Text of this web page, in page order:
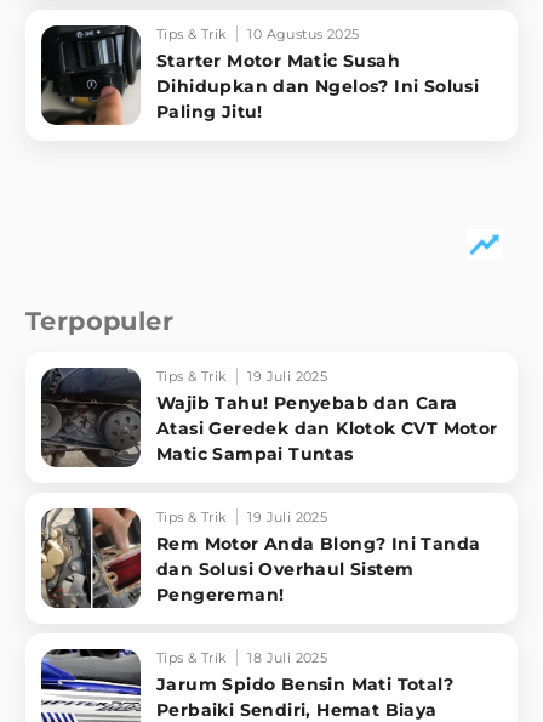
Tips & Trik 10 Agustus 2025
Starter Motor Matic Susah
Dihidupkan dan Ngelos? Ini Solusi
Paling Jitu!
Terpopuler
Tips & Trik 19 Juli 2025
Wajib Tahu! Penyebab dan Cara
Atasi Geredek dan Klotok CVT Motor
Matic Sampai Tuntas
Tips & Trik 19 Juli 2025
Rem Motor Anda Blong? Ini Tanda
dan Solusi Overhaul Sistem
Pengereman!
Tips & Trik 18 Juli 2025
Jarum Spido Bensin Mati Total?
Perbaiki Sendiri, Hemat Biaya